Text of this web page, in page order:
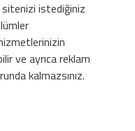
sitenizi istediğiniz
ve ayrıca reklam
kalmazsınız.